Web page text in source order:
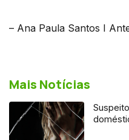
– Ana Paula Santos I
Mais Notícias